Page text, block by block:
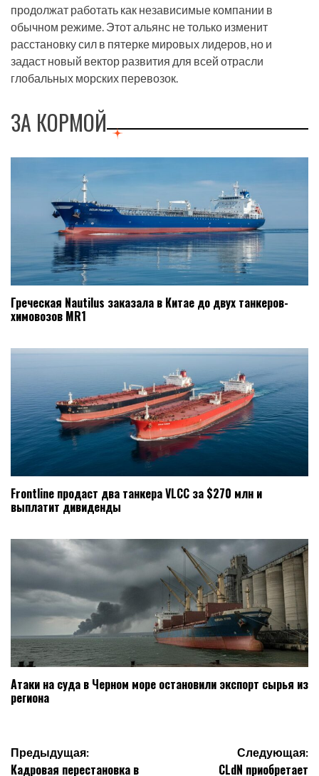
продолжат работать как независимые компании в
обычном режиме. Этот альянс не только изменит
расстановку сил в пятерке мировых лидеров, но и
задаст новый вектор развития для всей отрасли
глобальных морских перевозок.
ЗА КОРМОЙ
Греческая Nautilus заказала в Китае до двух танкеров-
химовозов MR1
Frontline продаст два танкера VLCC за $270 млн и
выплатит дивиденды
Атаки на суда в Черном море остановили экспорт сырья из
региона
Навигация
Предыдущая:
Кадровая перестановка в
Следующая:
CLdN приобретает